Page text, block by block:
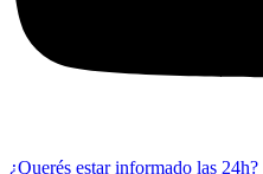
¿Querés estar informado las 24h?